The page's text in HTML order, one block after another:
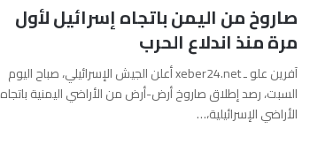
صاروخ من اليمن باتجاه إسرائيل لأول
مرة منذ اندلاع الحرب
آفرين علو ـ xeber24.net أعلن الجيش الإسرائيلي، صباح اليوم
السبت، رصد إطلاق صاروخ أرض-أرض من الأراضي اليمنية باتجاه
الأراضي الإسرائيلية،…